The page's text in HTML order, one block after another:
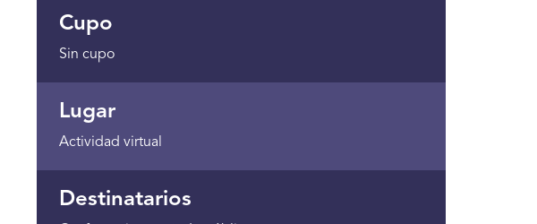
Cupo
Sin cupo
Lugar
Actividad virtual
Destinatarios